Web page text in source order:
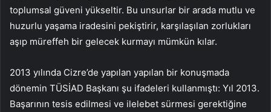
toplumsal güveni yükseltir. Bu unsurlar bir arada mutlu ve
huzurlu yaşama iradesini pekiştirir, karşılaşılan zorlukları
aşıp müreffeh bir gelecek kurmayı mümkün kılar.
2013 yılında Cizre’de yapılan yapılan bir konuşmada
dönemin TÜSİAD Başkanı şu ifadeleri kullanmıştı: Yıl 2013.
Başarının tesis edilmesi ve ilelebet sürmesi gerektiğine